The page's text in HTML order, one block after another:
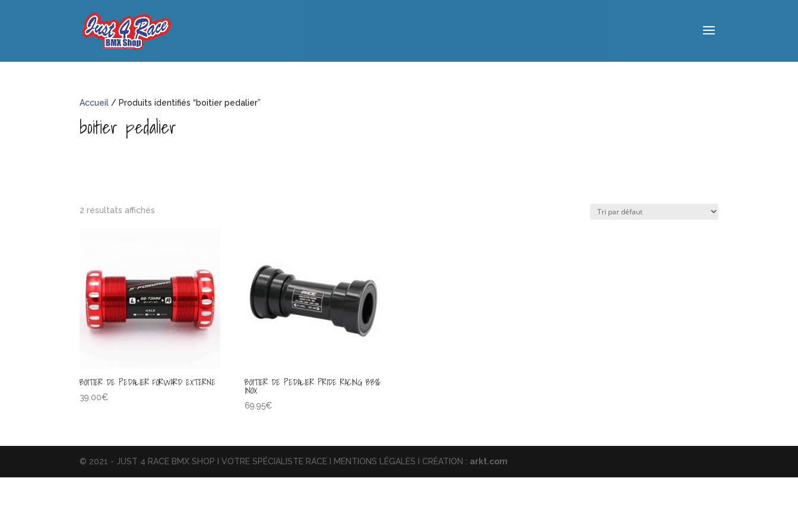
Accueil / Produits identifiés “boitier pedalier”
boitier pedalier
2 résultats affichés
BOITIER DE PEDALIER FORWARD EXTERNE
39.00€
BOITIER DE PEDALIER PRIDE RACING BB86
INOX
69.95€
© 2021 - JUST 4 RACE BMX SHOP I VOTRE SPÉCIALISTE RACE I MENTIONS LÉGALES I CRÉATION : arkt.com